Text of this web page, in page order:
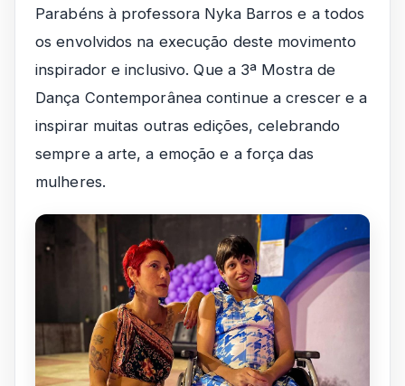
Parabéns à professora Nyka Barros e a todos
os envolvidos na execução deste movimento
inspirador e inclusivo. Que a 3ª Mostra de
Dança Contemporânea continue a crescer e a
inspirar muitas outras edições, celebrando
sempre a arte, a emoção e a força das
mulheres.